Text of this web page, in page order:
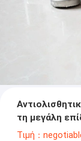
τη μεγάλη
Τιμή：